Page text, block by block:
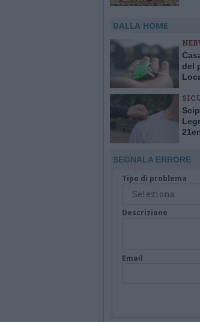
DALLA HOME
del
SEGNALA ERRORE
Tipo di problema
Descrizione
Email